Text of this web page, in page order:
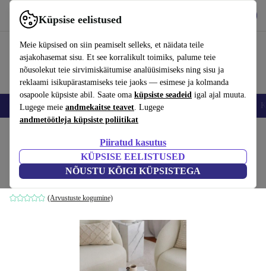
Küpsise eelistused
Meie küpsised on siin peamiselt selleks, et näidata teile
asjakohasemat sisu. Et see korralikult toimiks, palume teie
nõusolekut teie sirvimiskäitumise analüüsimiseks ning sisu ja
reklaami isikupärastamiseks teie jaoks — esimese ja kolmanda
osapoole küpsiste abil. Saate oma küpsiste seadeid igal ajal muuta.
Lugege meie andmekaitse teavet. Lugege
andmetöötleja küpsiste poliitikat
Piiratud kasutus
KÜPSISE EELISTUSED
NÕUSTU KÕIGI KÜPSISTEGA
Kasuta rakendust refurbed kiirelt ja lihtsalt
Nutitelefoni Sülearvutid Tahvelarvutid Nutikellad
Fumi jakk valge
valge
(Arvustuste kogumine)